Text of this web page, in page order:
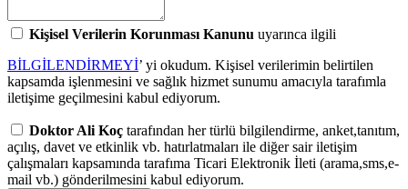
Kişisel Verilerin Korunması Kanunu uyarınca ilgili
BİLGİLENDİRMEYİ’ yi okudum. Kişisel verilerimin belirtilen
kapsamda işlenmesini ve sağlık hizmet sunumu amacıyla tarafımla
iletişime geçilmesini kabul ediyorum.
Doktor Ali Koç tarafından her türlü bilgilendirme, anket,tanıtım,
açılış, davet ve etkinlik vb. hatırlatmaları ile diğer sair iletişim
çalışmaları kapsamında tarafıma Ticari Elektronik İleti (arama,sms,e-
mail vb.) gönderilmesini kabul ediyorum.